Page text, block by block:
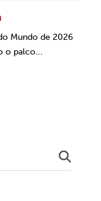
Mundo de 2026
o palco...